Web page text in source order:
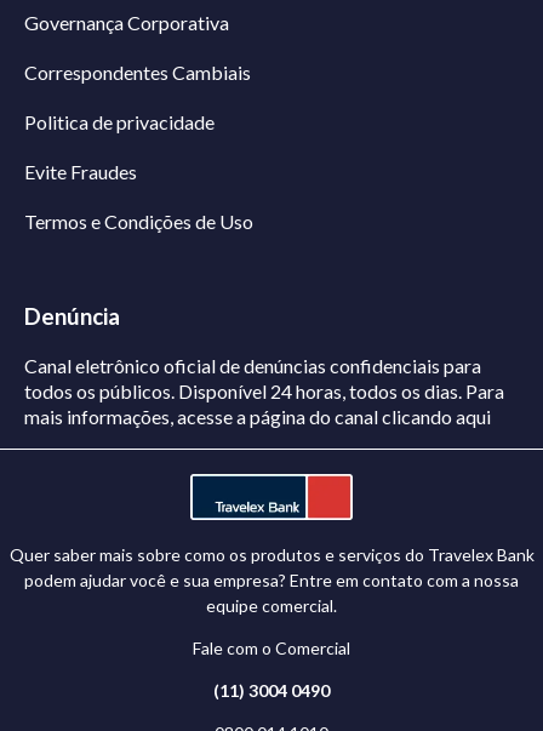
Governança Corporativa
Correspondentes Cambiais
Politica de privacidade
Evite Fraudes
Termos e Condições de Uso
Denúncia
Canal eletrônico oficial de denúncias confidenciais para
todos os públicos. Disponível 24 horas, todos os dias. Para
mais informações, acesse a página do canalclicando aqui
Quer saber mais sobre como os produtos e serviços do Travelex Bank
podem ajudar você e sua empresa? Entre em contato com a nossa
equipe comercial.
Fale com o Comercial
(11) 3004 0490